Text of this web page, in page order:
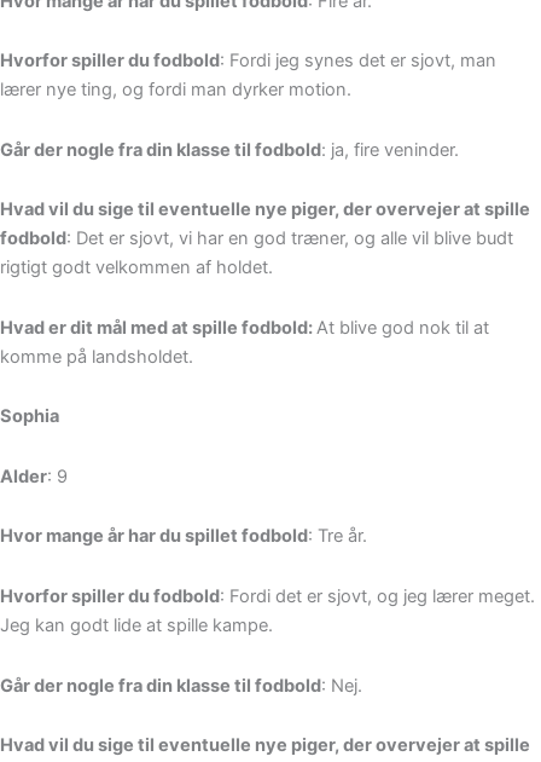
Hvorfor spiller du fodbold: Fordi jeg synes det er sjovt, man
lærer nye ting, og fordi man dyrker motion.
Går der nogle fra din klasse til fodbold: ja, fire veninder.
Hvad vil du sige til eventuelle nye piger, der overvejer at spille
fodbold: Det er sjovt, vi har en god træner, og alle vil blive budt
rigtigt godt velkommen af holdet.
Hvad er dit mål med at spille fodbold:At blive god nok til at
komme på landsholdet.
Sophia
Alder: 9
Hvor mange år har du spillet fodbold: Tre år.
Hvorfor spiller du fodbold: Fordi det er sjovt, og jeg lærer meget.
Jeg kan godt lide at spille kampe.
Går der nogle fra din klasse til fodbold: Nej.
Hvad vil du sige til eventuelle nye piger, der overvejer at spille